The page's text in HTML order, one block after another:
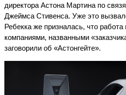
директора Астона Мартина по
Джеймса Стивенса. Уже это
Ребекка же призналась, что
компаниями, названными
заговорили об «Астонгейте».